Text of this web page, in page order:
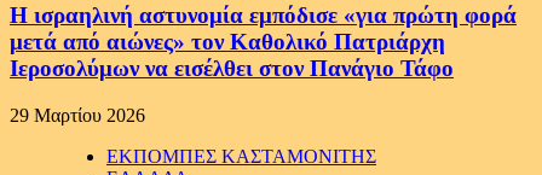
Η ισραηλινή αστυνομία εμπόδισε «για πρώτη φορά
μετά από αιώνες» τον Καθολικό Πατριάρχη
Ιεροσολύμων να εισέλθει στον Πανάγιο Τάφο
29 Μαρτίου 2026
ΕΚΠΟΜΠΕΣ ΚΑΣΤΑΜΟΝΙΤΗΣ